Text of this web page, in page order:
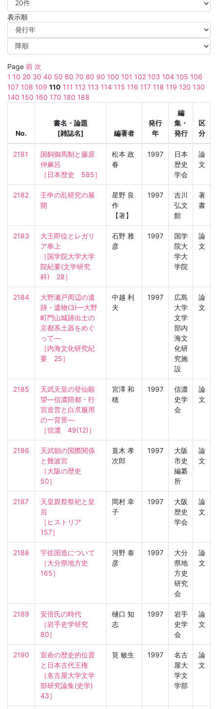
表示順
Page 前 次
1 10 20 30 40 50 60 70 80 90 100 101 102 103 104 105 106
107 108 109 110 111 112 113 114 115 116 117 118 119 120 130
140 150 160 170 180 188
No.
書名・論題
[雑誌名]
編著者
発行
年
編
集・
発行
区
分
2181
国飼御馬制と藤原
仲麻呂
［日本歴史　585］
松本 政
春
1997
日本
歴史
学会
論
文
2182
壬申の乱研究の展
開
星野 良
作
【著】
1997
吉川
弘文
館
著
書
2183
大王即位とレガリ
ア奉上
［国学院大学大学
院紀要(文学研究
科)　28］
石野 雅
彦
1997
国学
院大
学大
学院
論
文
2184
大野瀬戸周辺の遺
跡・遺物(3)—大野
町門山城跡出土の
京都系土器をめぐ
って—
［内海文化研究紀
要　25］
中越 利
夫
1997
広島
大学
文学
部内
海文
化研
究施
設
論
文
2185
天武天皇の登仙願
望—信濃陪都・行
宮造営と白朮服用
の一背景—
［信濃　49(12)］
宮澤 和
穂
1997
信濃
史学
会
論
文
2186
天武朝の国際関係
と難波宮
［大阪の歴史
50］
直木 孝
次郎
1997
大阪
市史
編纂
所
論
文
2187
天皇親祭祭祀と皇
后
［ヒストリア
157］
岡村 幸
子
1997
大阪
歴史
学会
論
文
2188
宇佐国造について
［大分県地方史
165］
河野 泰
彦
1997
大分
県地
方史
研究
会
論
文
2189
安倍氏の時代
［岩手史学研究
80］
樋口 知
志
1997
岩手
史学
会
論
文
2190
宣命の歴史的位置
と日本古代王権
［名古屋大学文学
部研究論集(史学)
43］
筧 敏生 1997
名古
屋大
学文
学部
論
文